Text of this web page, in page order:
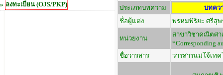
» ลงทะเบียน (OJS/PKP) ประเภทบทความ
บทคว
ชื่อผู้แต่ง
พรหมพิริยะ ศรีสุพ
หน่วยงาน
สาขาวิชาคณิตศา
*Corresponding
ชื่อวารสาร
วารสารแม่โจ้เท